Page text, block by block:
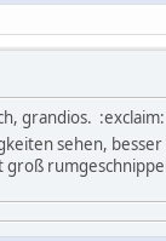
grandios.
sehen,
groß